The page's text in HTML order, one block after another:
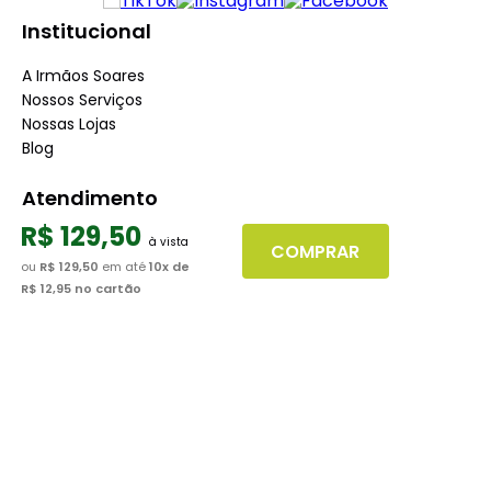
R$ 129,50
ou R$ 129,50 em até10x de
R$ 12,95 no cartão
COMPRAR
Institucional
A Irmãos Soares
Nossos Serviços
Nossas Lojas
Blog
Atendimento
Dúvidas Frequentes
Fale Conosco
Minha Conta